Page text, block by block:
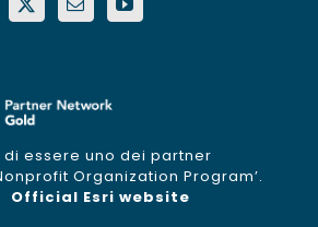
essere uno dei partner
Organization Program’.
Official Esri website